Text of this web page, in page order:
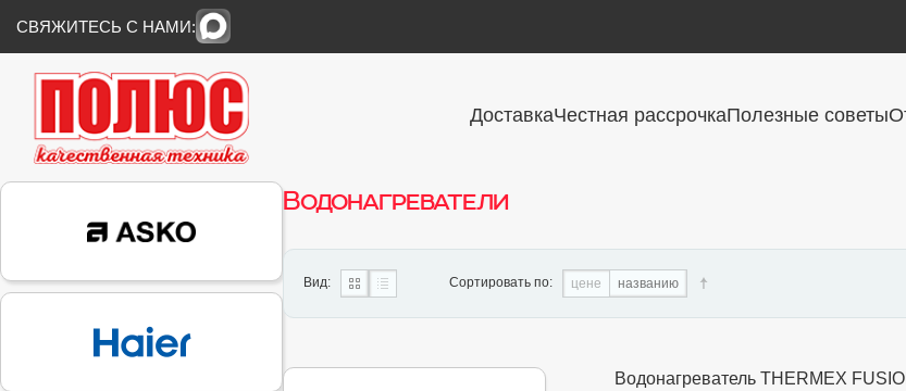
СВЯЖИТЕСЬ С НАМИ:
ДоставкаЧестная рассрочкаПолезные советы
Водонагреватели
Вид: Сортировать по: цене названию
Водонагреватель THERMEX